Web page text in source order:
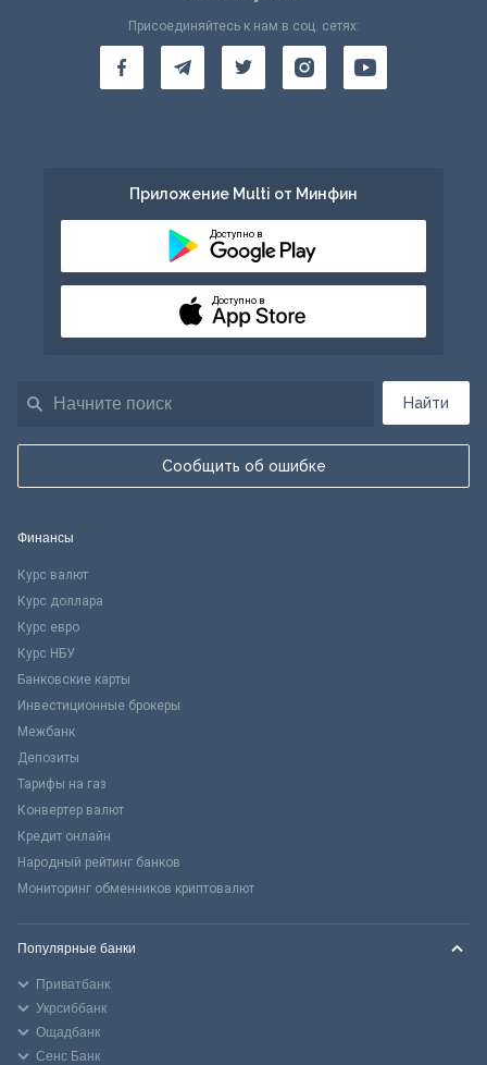
Найти
Сообщить об ошибке
Присоединяйтесь к нам в соц. сетях:
Приложение Multi от Минфин
Доступно в
Доступно в
Финансы
Курс валют
Курс доллара
Курс евро
Курс НБУ
Банковские карты
Инвестиционные брокеры
Межбанк
Депозиты
Тарифы на газ
Конвертер валют
Кредит онлайн
Народный рейтинг банков
Мониторинг обменников криптовалют
Популярные банки
Приватбанк
Укрсиббанк
Ощадбанк
Сенс Банк